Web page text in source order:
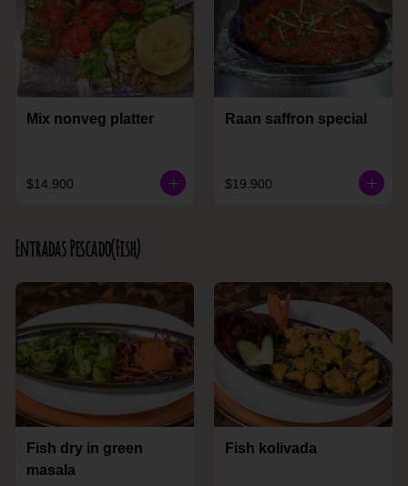
Mix nonveg platter
$14.900
Raan saffron special
$19.900
Entradas Pescado(Fish)
Fish dry in green
masala
Fish kolivada